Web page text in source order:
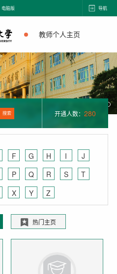
电脑版 导航
教师个人主页
搜索 开通人数： 280
F G H I
J
P Q R S
T
X Y Z
热门主页